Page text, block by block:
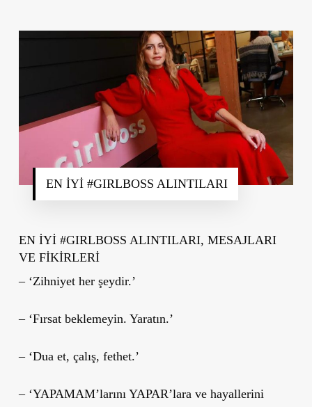
EN İYİ #GIRLBOSS ALINTILARI
EN İYİ #GIRLBOSS ALINTILARI, MESAJLARI
VE FİKİRLERİ
– ‘Zihniyet her şeydir.’
– ‘Fırsat beklemeyin. Yaratın.’
– ‘Dua et, çalış, fethet.’
– ‘YAPAMAM’larını YAPAR’lara ve hayallerini